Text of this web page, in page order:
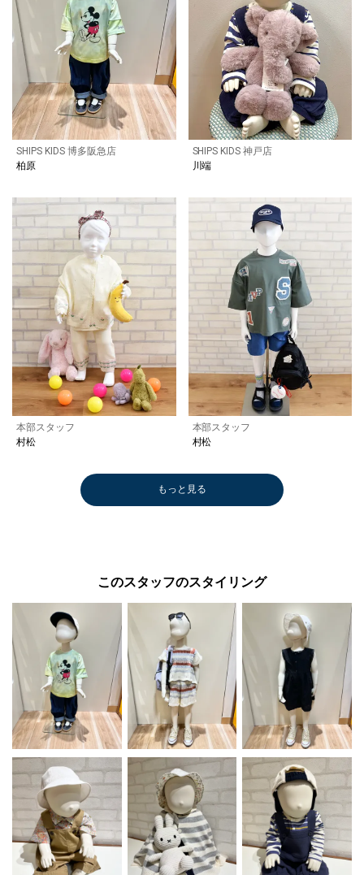
SHIPS KIDS 博多阪急店
柏原
SHIPS KIDS 神戸店
川端
本部スタッフ
村松
本部スタッフ
村松
もっと見る
このスタッフのスタイリング